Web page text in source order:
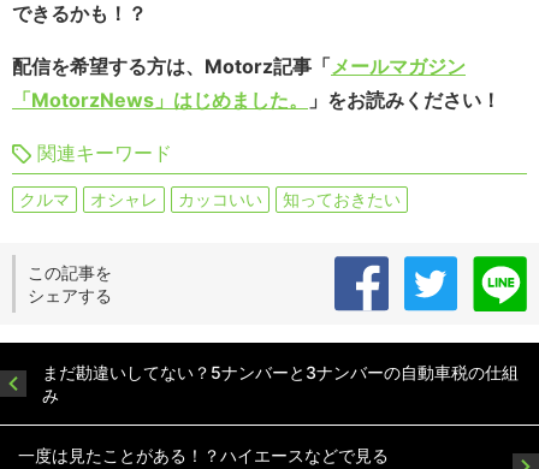
できるかも！？
配信を希望する方は、Motorz記事「メールマガジン
「MotorzNews」はじめました。
」をお読みください！
関連キーワード
クルマ オシャレ カッコいい 知っておきたい
この記事を
シェアする
まだ勘違いしてない？5ナンバーと3ナンバーの自動車税の仕組
み
一度は見たことがある！？ハイエースなどで見る